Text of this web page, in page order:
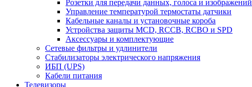
Розетки для передачи данных, голоса и изображений
Управление температурой термостаты датчики
Кабельные каналы и установочные короба
Устройства защиты MCD, RCCB, RCBO и SPD
Аксессуары и комплектующие
Сетевые фильтры и удлинители
Стабилизаторы электрического напряжения
ИБП (UPS)
Кабели питания
Телевизоры